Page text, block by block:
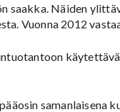
saakka. Näiden
Vuonna 2012
samanlaisena